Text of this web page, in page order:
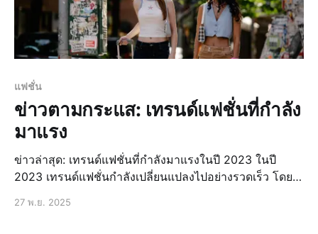
แฟชั่น
ข่าวตามกระแส: เทรนด์แฟชั่นที่กำลัง
มาแรง
ข่าวล่าสุด: เทรนด์แฟชั่นที่กำลังมาแรงในปี 2023 ในปี
2023 เทรนด์แฟชั่นกำลังเปลี่ยนแปลงไปอย่างรวดเร็ว โดยมี
นอกจากนี้ยังมีการนำเสนอแฟชั่นที่สะท้อนถึงความเป็นตัว
27 พ.ย. 2025